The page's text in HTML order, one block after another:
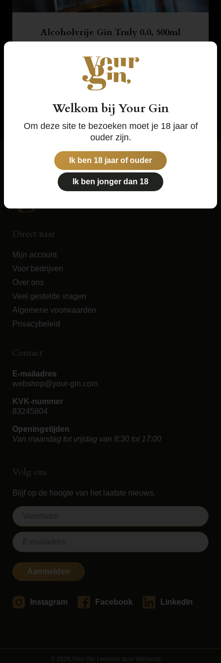
Alcoholvrije Gin Truly 0.0, 500ml
€22,50
Details
Direct naar
Mijn account
Voor bedrijven
Over ons
Veel gestelde vragen
Algemene voorwaarden
Privacybeleid
Contact
E-mailadres
webshop@your-gin.com
KVK-nummer
83245804
Openingstijden
Van maandag tot vrijdag van 8:30 tot 17:00
Volg ons
Blijf op de hoogte van het laatste nieuws.
Aanmelden
Instagram Facebook LinkedIn
© 2026 Your Gin | website door Wielands
Welkom bij Your Gin
Om deze site te bezoeken moet je 18 jaar of
ouder zijn.
Ik ben 18 jaar of ouder
Ik ben jonger dan 18